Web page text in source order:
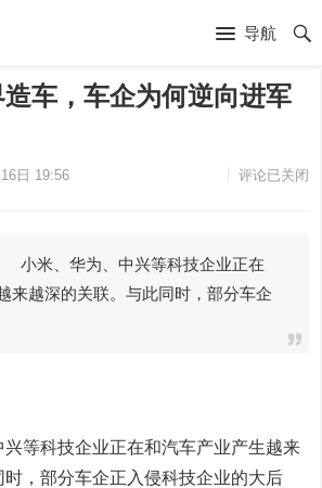
导航
车，车企为何逆向进军
日 19:56 评论已关闭
、华为、中兴等科技企业正在
来越深的关联。与此同时，部分车企
兴等科技企业正在和汽车产业产生越来
，部分车企正入侵科技企业的大后